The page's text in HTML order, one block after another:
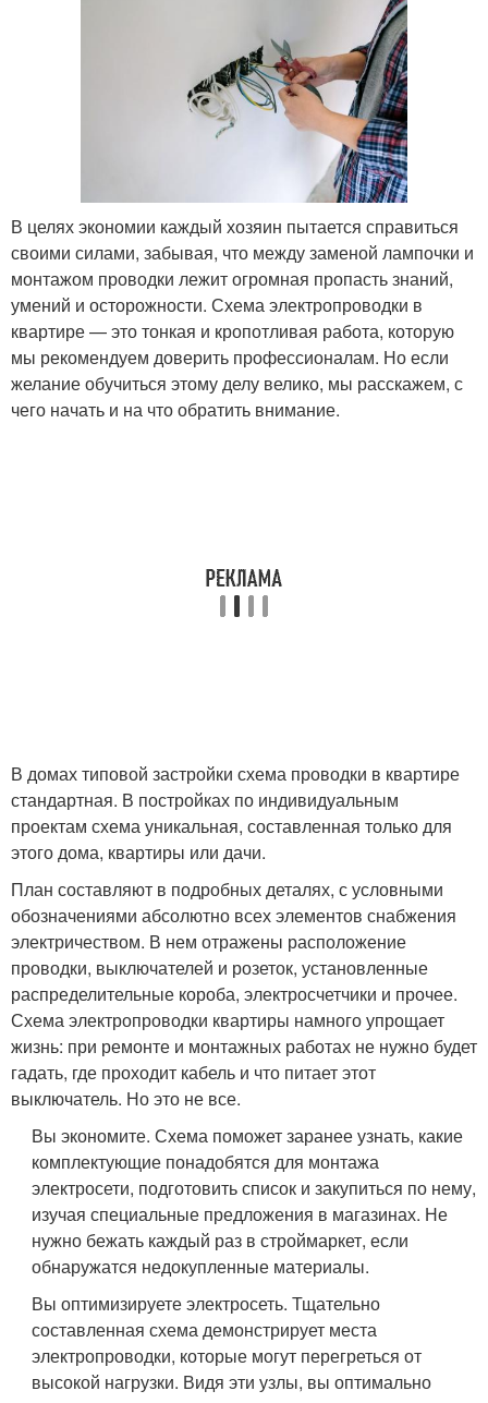
В целях экономии каждый хозяин пытается справиться
своими силами, забывая, что между заменой лампочки и
монтажом проводки лежит огромная пропасть знаний,
умений и осторожности. Схема электропроводки в
квартире — это тонкая и кропотливая работа, которую
мы рекомендуем доверить профессионалам. Но если
желание обучиться этому делу велико, мы расскажем, с
чего начать и на что обратить внимание.
В домах типовой застройки схема проводки в квартире
стандартная. В постройках по индивидуальным
проектам схема уникальная, составленная только для
этого дома, квартиры или дачи.
План составляют в подробных деталях, с условными
обозначениями абсолютно всех элементов снабжения
электричеством. В нем отражены расположение
проводки, выключателей и розеток, установленные
распределительные короба, электросчетчики и прочее.
Схема электропроводки квартиры намного упрощает
жизнь: при ремонте и монтажных работах не нужно будет
гадать, где проходит кабель и что питает этот
выключатель. Но это не все.
Вы экономите. Схема поможет заранее узнать, какие
комплектующие понадобятся для монтажа
электросети, подготовить список и закупиться по нему,
изучая специальные предложения в магазинах. Не
нужно бежать каждый раз в строймаркет, если
обнаружатся недокупленные материалы.
Вы оптимизируете электросеть. Тщательно
составленная схема демонстрирует места
электропроводки, которые могут перегреться от
высокой нагрузки. Видя эти узлы, вы оптимально